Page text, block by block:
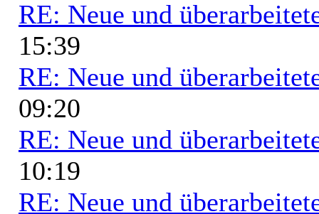
RE: Neue und
15:39
RE: Neue und
09:20
RE: Neue und
10:19
RE: Neue und